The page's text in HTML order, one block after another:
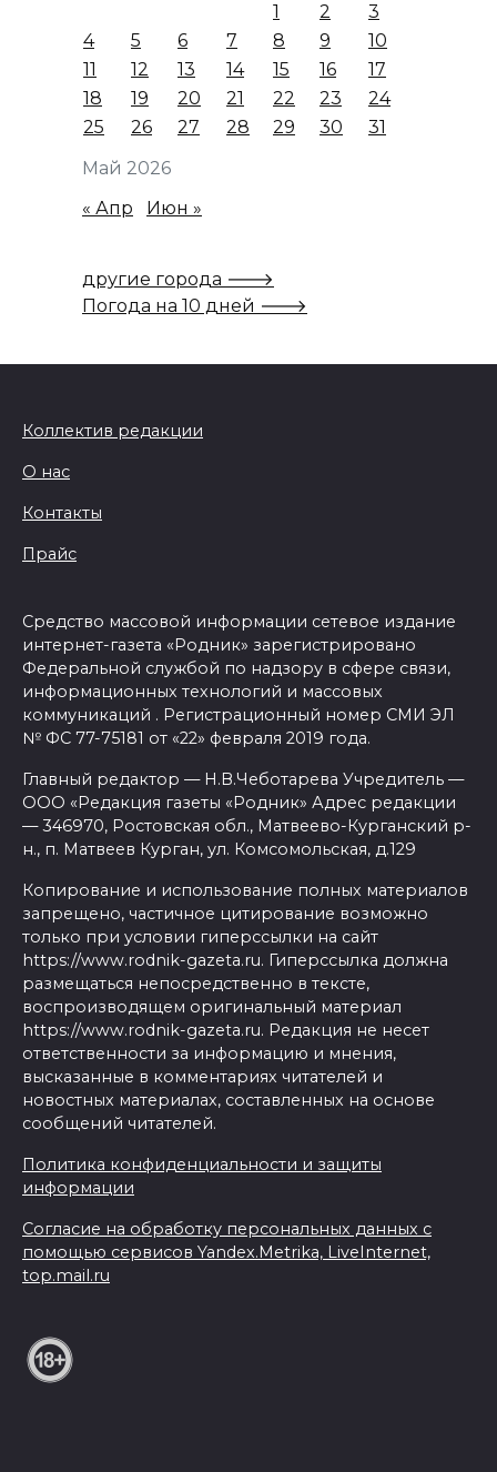
Май 2026
1
2
3
4
5 6 7 8 9
10
11
12 13 14 15 16
17
18
19 20 21 22 23
24
25
26 27 28 29 30 31
« Апр Июн »
другие города 🡒
Погода на 10 дней 🡒
Коллектив редакции
О нас
Контакты
Прайс
Средство массовой информации сетевое издание
интернет-газета «Родник» зарегистрировано
Федеральной службой по надзору в сфере связи,
информационных технологий и массовых
коммуникаций . Регистрационный номер СМИ ЭЛ
№ ФС 77-75181 от «22» февраля 2019 года.
Главный редактор — Н.В.Чеботарева Учредитель —
ООО «Редакция газеты «Родник» Адрес редакции
— 346970, Ростовская обл., Матвеево-Курганский р-
н., п. Матвеев Курган, ул. Комсомольская, д.129
Копирование и использование полных материалов
запрещено, частичное цитирование возможно
только при условии гиперссылки на сайт
https://www.rodnik-gazeta.ru. Гиперссылка должна
размещаться непосредственно в тексте,
воспроизводящем оригинальный материал
https://www.rodnik-gazeta.ru. Редакция не несет
ответственности за информацию и мнения,
высказанные в комментариях читателей и
новостных материалах, составленных на основе
сообщений читателей.
Политика конфиденциальности и защиты
информации
Согласие на обработку персональных данных с
помощью сервисов Yandex.Metrika, LiveInternet,
top.mail.ru